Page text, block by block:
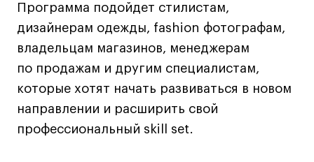
Ландшафтный дизайн
Онлайн-программы
Дизайн интерьера
Дизайн одежды
Программа подойдет стилистам,
дизайнерам одежды, fashion фотографам,
владельцам магазинов, менеджерам
по продажам и другим специалистам,
которые хотят начать развиваться в новом
направлении и расширить свой
профессиональный skill set.